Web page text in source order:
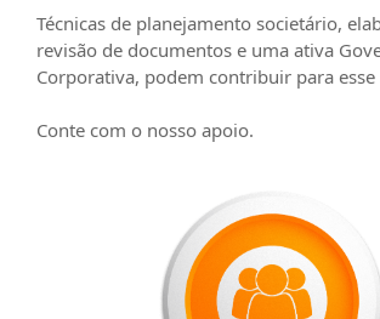
Técnicas de planejamento societário,
revisão de documentos e uma ativa
Corporativa, podem contribuir para esse
Conte com o nosso apoio.